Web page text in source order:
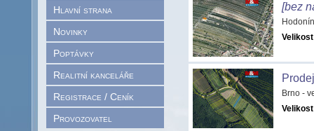
Hlavní strana
Novinky
Poptávky
Realitní kanceláře
Registrace / Ceník
Provozovatel
[bez
Brno -